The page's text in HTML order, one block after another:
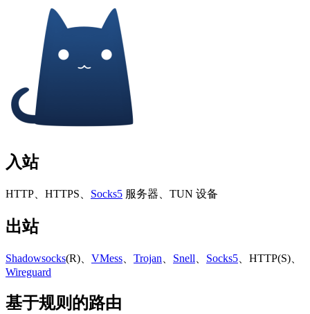
入站
HTTP、HTTPS、 Socks5 服务器、TUN 设备
出站
Shadowsocks(R)、 VMess Trojan Snell Socks5 、HTTP(S)、
Wireguard
基于规则的路由